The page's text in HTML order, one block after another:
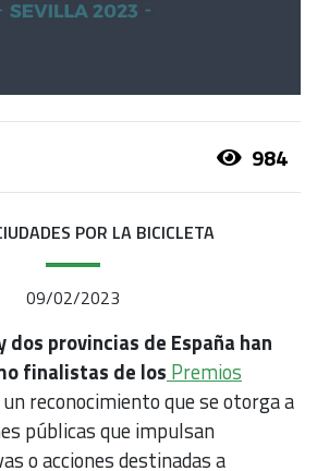
984
POR LA BICICLETA
09/02/2023
dos provincias de España han
finalistas de los Premios
un reconocimiento que se otorga a
públicas que impulsan
o acciones destinadas a